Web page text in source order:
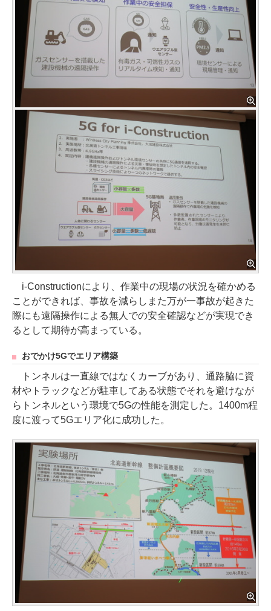
i-Constructionにより、作業中の現場の状況を確かめる
ことができれば、事故を減らしまた万が一事故が起きた
際にも遠隔操作による無人での安全確認などが実現でき
るとして期待が高まっている。
おでかけ5Gでエリア構築
トンネルは一直線ではなくカーブがあり、通路脇に資
材やトラックなどが駐車してある状態でそれを避けなが
らトンネルという環境で5Gの性能を測定した。1400m程
度に渡って5Gエリア化に成功した。